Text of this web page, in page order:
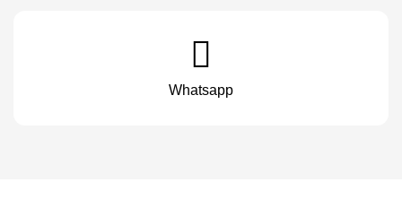
Whatsapp